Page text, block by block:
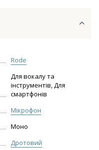
Rode
Для вокалу та
інструментів, Для
смартфонів
Мікрофон
Моно
Дротовий